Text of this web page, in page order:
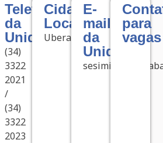
Telefone
da
Unidade
(34)
3322
2021
/
(34)
3322
2023
Cidade
Localizada
Uberaba
E-
mail
da
Unidade
para
vagas